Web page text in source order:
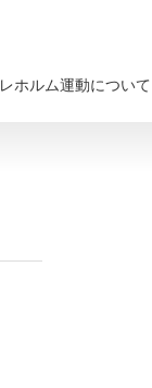
レホルム運動について